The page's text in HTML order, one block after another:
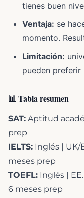
tienes buen
Ventaja: se
momento.
Limitación:
pueden preferir
📊 Tabla resumen
SAT: Aptitud
prep
IELTS: Inglés | UK/
meses prep
TOEFL: Inglés |
6 meses prep